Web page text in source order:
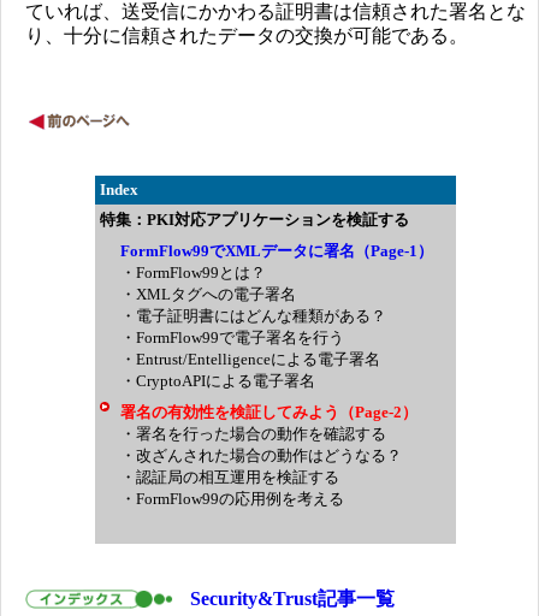
ていれば、送受信にかかわる証明書は信頼された署名とな
り、十分に信頼されたデータの交換が可能である。
Index
特集：PKI対応アプリケーションを検証する
FormFlow99でXMLデータに署名（Page-1）
・FormFlow99とは？
・XMLタグへの電子署名
・電子証明書にはどんな種類がある？
・FormFlow99で電子署名を行う
・Entrust/Entelligenceによる電子署名
・CryptoAPIによる電子署名
署名の有効性を検証してみよう（Page-2）
・署名を行った場合の動作を確認する
・改ざんされた場合の動作はどうなる？
・認証局の相互運用を検証する
・FormFlow99の応用例を考える
Security&Trust記事一覧